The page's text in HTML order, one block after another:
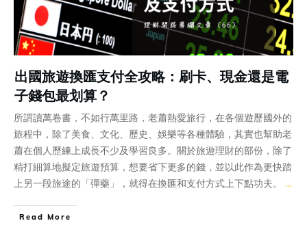
出國旅遊換匯支付全攻略：刷卡、現金還是電
子錢包最划算？
所謂讀萬卷書，不如行萬里路，老蕭熱愛旅行，在各個遊歷國外的
旅程中，除了美食、文化、歷史、娛樂等各種體驗，其實也幫助老
蕭在個人歷練上成長不少及學習良多。關於旅遊理財的部份，除了
精打細算地擬定旅遊預算，想要省下更多的錢，並以此作為更快踏
上另一段旅途的「彈藥」，就得在換匯和支付方式上下點功夫。 ...
Read More